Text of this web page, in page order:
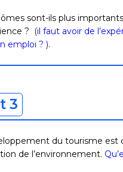
sont-ils plus
?
(il faut avoir de
emploi ? ).
3
du tourisme est
de l’environnement.